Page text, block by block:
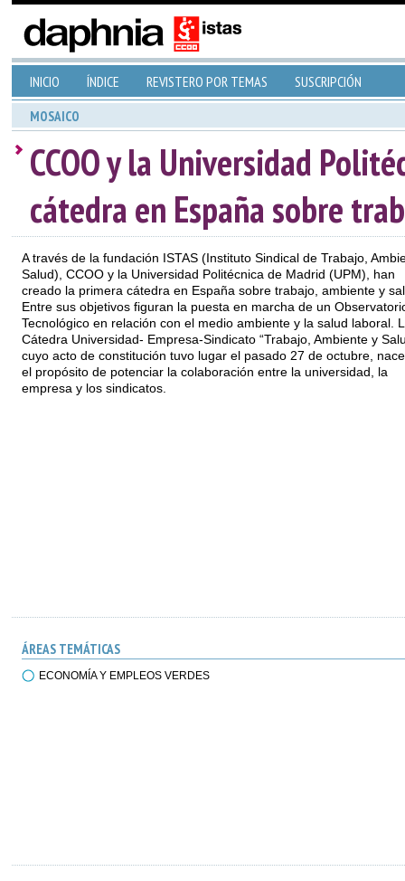
INICIO ÍNDICE REVISTERO POR TEMAS SUSCRIPCIÓN
MOSAICO
CCOO y la Universidad
cátedra en España sobre
A través de la fundación ISTAS (Instituto Sindical de Trabajo,
Salud), CCOO y la Universidad Politécnica de Madrid (UPM), han
creado la primera cátedra en España sobre trabajo, ambiente y
Entre sus objetivos figuran la puesta en marcha de un
Tecnológico en relación con el medio ambiente y la salud laboral.
Cátedra Universidad- Empresa-Sindicato “Trabajo, Ambiente y
cuyo acto de constitución tuvo lugar el pasado 27 de octubre,
el propósito de potenciar la colaboración entre la universidad, la
empresa y los sindicatos.
ÁREAS TEMÁTICAS
ECONOMÍA Y EMPLEOS VERDES